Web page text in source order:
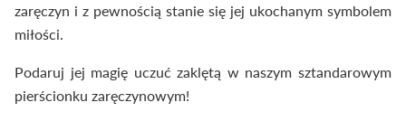
zaręczyn i z pewnością stanie się jej ukochanym symbolem
miłości.
Podaruj jej magię uczuć zaklętą w naszym sztandarowym
pierścionku zaręczynowym!